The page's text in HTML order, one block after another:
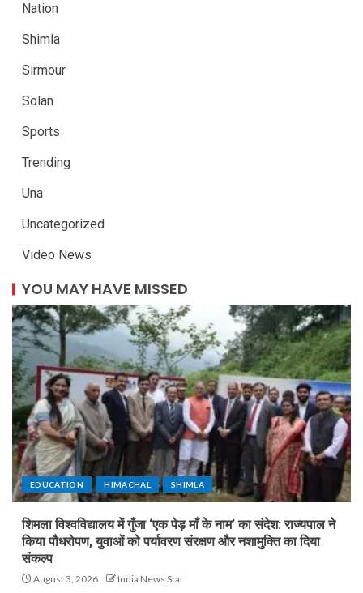
Nation
Shimla
Sirmour
Solan
Sports
Trending
Una
Uncategorized
Video News
YOU MAY HAVE MISSED
EDUCATION HIMACHAL SHIMLA
शिमला विश्वविद्यालय में गुँजा ‘एक पेड़ माँ के नाम’ का संदेश: राज्यपाल ने
किया पौधरोपण, युवाओं को पर्यावरण संरक्षण और नशामुक्ति का दिया
संकल्प
August 3, 2026 India News Star